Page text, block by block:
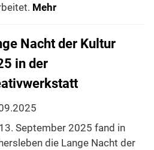
Mehr
Nacht der Kultur
in der
September 2025 fand in
die Lange Nacht der